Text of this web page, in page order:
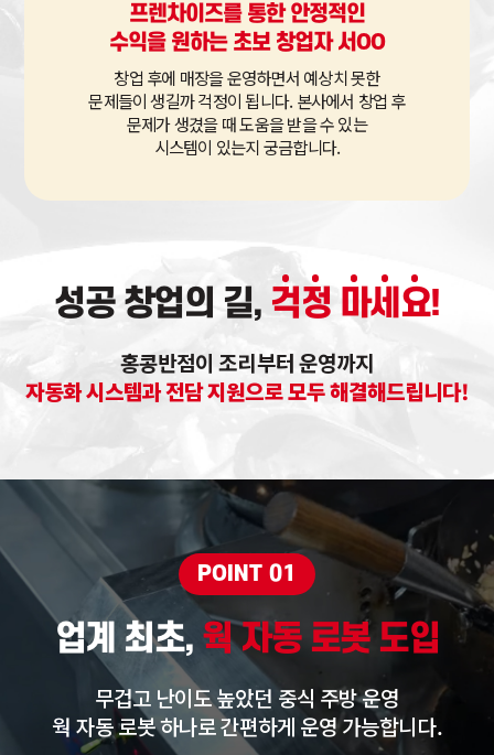
프렌차이즈를 통한 안정적인
수익을 원하는 초보 창업자 서OO
창업 후에 매장을 운영하면서 예상치 못한
문제들이 생길까 걱정이 됩니다. 본사에서 창업 후
문제가 생겼을 때 도움을 받을 수 있는
시스템이 있는지 궁금합니다.
성공 창업의 길, 걱정 마세 요!
홍콩반점이 조리부터 운영까지
자동화 시스템과 전담 지원으로 모두 해결해드립니다!
POINT 01
업계 최초, 웍 자동 로봇 도입
무겁고 난이도 높았던 중식 주방 운영
웍 자동 로봇 하나로 간편하게 운영 가능합니다.